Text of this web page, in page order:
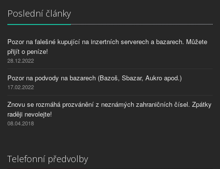
Poslední články
Pozor na falešné kupující na inzertních serverech a bazarech. Můžete
přijít o peníze!
28.12.2022
Pozor na podvody na bazarech (Bazoš, Sbazar, Aukro apod.)
17.02.2022
Znovu se rozmáhá prozvánění z neznámých zahraničních čísel. Zpátky
raději nevolejte!
08.04.2018
Telefonní předvolby